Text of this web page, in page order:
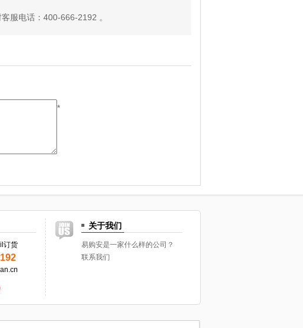
服电话：400-666-2192 。
*
订货
关于我们
易购安是一家什么样的公司？
联系我们